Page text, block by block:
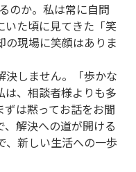
のか。私は常に自問
いた頃に見てきた「笑
の現場に笑顔はありま
決しません。「歩かな
は、相談者様よりも多
ずは黙ってお話をお聞
、解決への道が開ける
、新しい生活への一歩